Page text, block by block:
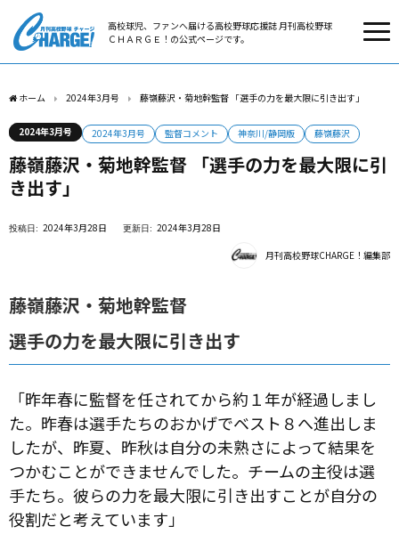
高校球児、ファンへ届ける高校野球応援誌 月刊高校野球
ＣＨＡＲＧＥ！の公式ページです。
ホーム 2024年3月号 藤嶺藤沢・菊地幹監督 「選手の力を最大限に引き出す」
2024年3月号 2024年3月号 監督コメント 神奈川/静岡版 藤嶺藤沢
藤嶺藤沢・菊地幹監督 「選手の力を最大限に引
き出す」
2024年3月28日 2024年3月28日
月刊高校野球CHARGE！編集部
藤嶺藤沢・菊地幹監督
選手の力を最大限に引き出す
「昨年春に監督を任されてから約１年が経過しまし
た。昨春は選手たちのおかげでベスト８へ進出しま
したが、昨夏、昨秋は自分の未熟さによって結果を
つかむことができませんでした。チームの主役は選
手たち。彼らの力を最大限に引き出すことが自分の
役割だと考えています」